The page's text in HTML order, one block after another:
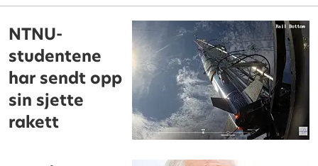
NTNU-
studentene
har sendt opp
sin sjette
rakett